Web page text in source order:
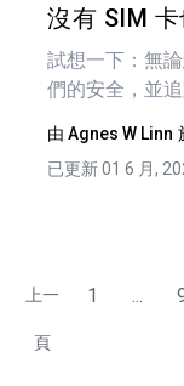
沒有 SIM
試想一下：無
們的安全，並
由 Agnes W Linn
已更新 01 6 月,
上一
頁
1 ...